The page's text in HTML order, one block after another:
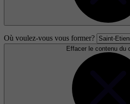
Où voulez-vous vous former?
Effacer le contenu du